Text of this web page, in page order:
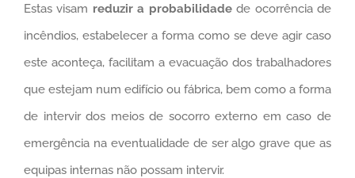
Estas visam reduzir a probabilidadede ocorrência de
incêndios, estabelecer a forma como se deve agir caso
este aconteça, facilitam a evacuação dos trabalhadores
que estejam num edifício ou fábrica, bem como a forma
de intervir dos meios de socorro externo em caso de
emergência na eventualidade de ser algo grave que as
equipas internas não possam intervir.